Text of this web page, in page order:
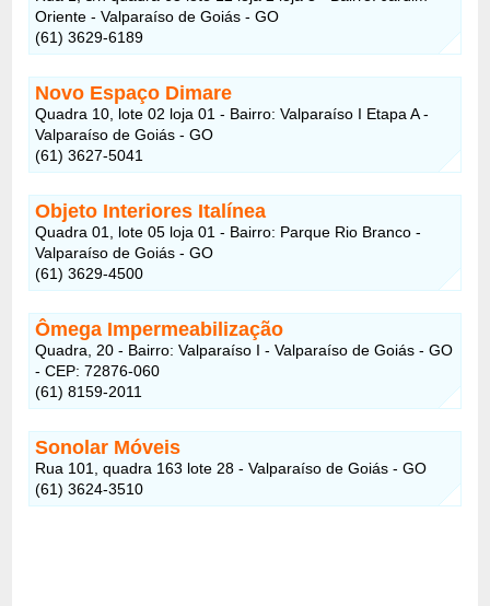
Oriente - Valparaíso de Goiás - GO
(61) 3629-6189
Novo Espaço Dimare
Quadra 10, lote 02 loja 01 - Bairro: Valparaíso I Etapa A -
Valparaíso de Goiás - GO
(61) 3627-5041
Objeto Interiores Italínea
Quadra 01, lote 05 loja 01 - Bairro: Parque Rio Branco -
Valparaíso de Goiás - GO
(61) 3629-4500
Ômega Impermeabilização
Quadra, 20 - Bairro: Valparaíso I - Valparaíso de Goiás - GO
- CEP: 72876-060
(61) 8159-2011
Sonolar Móveis
Rua 101, quadra 163 lote 28 - Valparaíso de Goiás - GO
(61) 3624-3510